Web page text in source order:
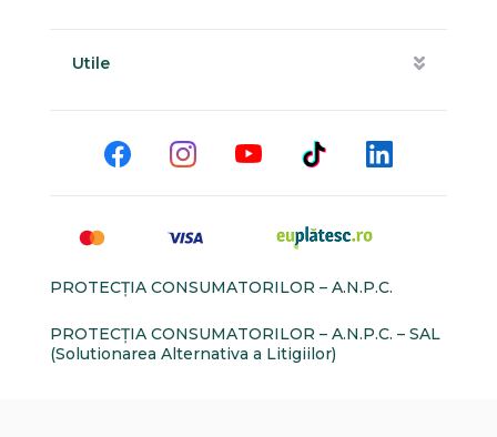
Utile
PROTECŢIA CONSUMATORILOR – A.N.P.C.
PROTECŢIA CONSUMATORILOR – A.N.P.C. – SAL
(Solutionarea Alternativa a Litigiilor)